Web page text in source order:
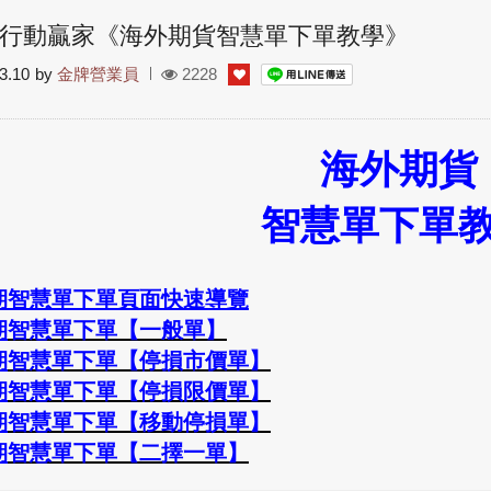
動贏家《海外期貨智慧單下單教學》
by 金牌營業員 2228
海外期貨
智慧單下單
智慧單下單頁面快速導覽
智慧單下單【一般單】
智慧單下單【停損市價單】
智慧單下單【停損限價單】
智慧單下單【移動停損單】
智慧單下單【二擇一單】